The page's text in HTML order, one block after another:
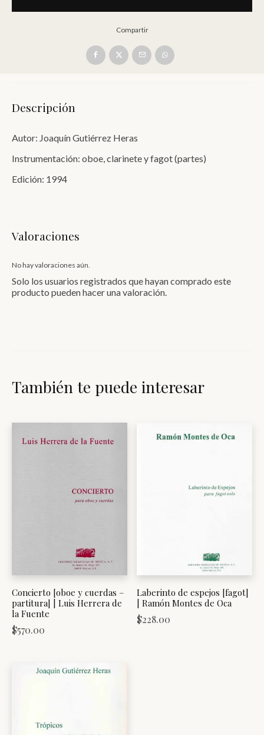
Compartir
Descripción
Autor: Joaquín Gutiérrez Heras
Instrumentación: oboe, clarinete y fagot (partes)
Edición: 1994
Valoraciones
No hay valoraciones aún.
Solo los usuarios registrados que hayan comprado este
producto pueden hacer una valoración.
También te puede interesar
Concierto [oboe y cuerdas –
partitura] | Luis Herrera de
la Fuente
$570.00
Laberinto de espejos [fagot]
| Ramón Montes de Oca
$228.00